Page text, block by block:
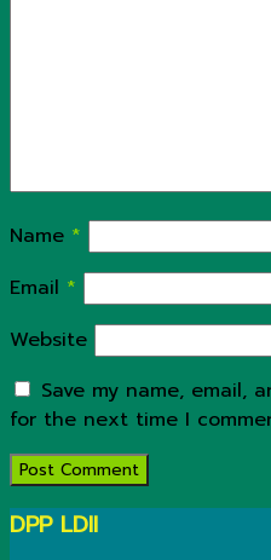
Name *
Email *
Website
Save my name, email,
for the next time I
DPP LDII